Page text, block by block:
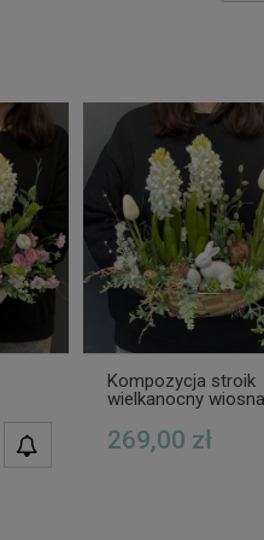
POWIADOM O
DOSTĘPNOŚCI
Kompozycja stroik
wielkanocny wiosna
269,00 zł